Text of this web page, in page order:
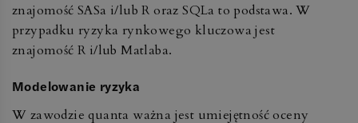
znajomość SASa i/lub R oraz SQLa to podstawa. W
przypadku ryzyka rynkowego kluczowa jest
znajomość R i/lub Matlaba.
Modelowanie ryzyka
W zawodzie quanta ważna jest umiejętność oceny